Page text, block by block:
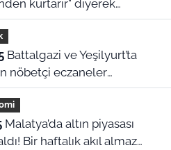
kurtarır" diyerek
İşte rızık duası ve 10
Malatya ezan vakitleri
Battalgazi ve Yeşilyurt’ta
nöbetçi eczaneler
10 Ağustos ilçe ilçe tam
Malatya’da altın piyasası
Bir haftalık akıl almaz